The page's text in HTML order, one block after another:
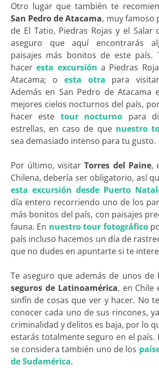
Otro lugar que también te
San Pedro de Atacama, muy famoso
de El Tatio, Piedras Rojas y el Salar
aseguro que aquí encontrarás
paisajes más bonitos de este país.
haceresta excursión a Piedras
Atacama; oesta otra para
Además en San Pedro de Atacama
mejores cielos nocturnos del país,
hacer este tour nocturno para
estrellas, en caso de que nuestro
sea demasiado intenso para tu gusto.
Por último, visitarTorres del Paine,
Chilena, debería ser obligatorio, así
esta excursión desde Puerto
día entero recorriendo uno de los
más bonitos del país, con paisajes
fauna. En nuestro tour fotográfico
país incluso hacemos un día de
que no dudes en apuntarte si te
Te aseguro que además de unos de
seguros de Latinoamérica, en Chile
sinfín de cosas que ver y hacer. No
conocer cada uno de sus rincones,
criminalidad y delitos es baja, por lo
estarás totalmente seguro en el país.
se considera también uno de los
de Sudamérica.